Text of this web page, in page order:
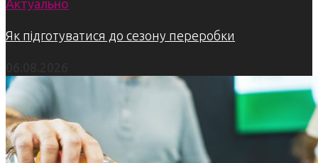
Актуально
Як підготуватися до сезону переробки